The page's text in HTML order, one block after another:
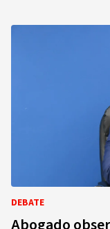
DEBATE